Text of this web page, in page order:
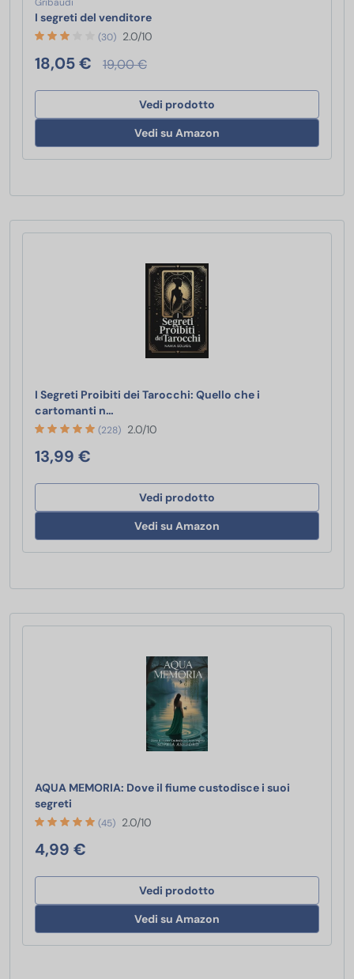
I segreti del venditoreI segreti del venditore
(30) 2.0/10
18,05 € 19,00 €
Vedi prodotto
Vedi su Amazon
I Segreti Proibiti dei Tarocchi: Quello che i
cartomanti n…
(228) 2.0/10
13,99 €
Vedi prodotto
Vedi su Amazon
AQUA MEMORIA: Dove il fiume custodisce i suoi
segreti
(45) 2.0/10
4,99 €
Vedi prodotto
Vedi su Amazon